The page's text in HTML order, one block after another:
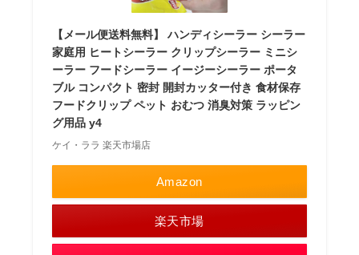
【メール便送料無料】 ハンディシーラー シーラー
家庭用 ヒートシーラー クリップシーラー ミニシ
ーラー フードシーラー イージーシーラー ポータ
ブル コンパクト 密封 開封カッター付き 食材保存
フードクリップ ペット おむつ 消臭対策 ラッピン
グ用品 y4
ケイ・ララ 楽天市場店
Amazon
楽天市場